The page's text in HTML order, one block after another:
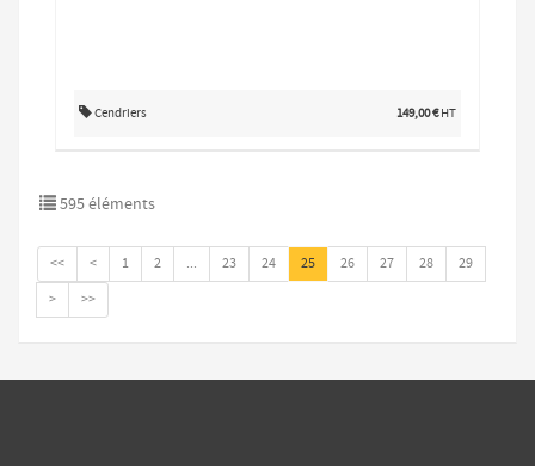
Cendriers 149,00 € HT
595 éléments
<< < 1 2 ... 23 24 25 26 27 28
29
>
>>